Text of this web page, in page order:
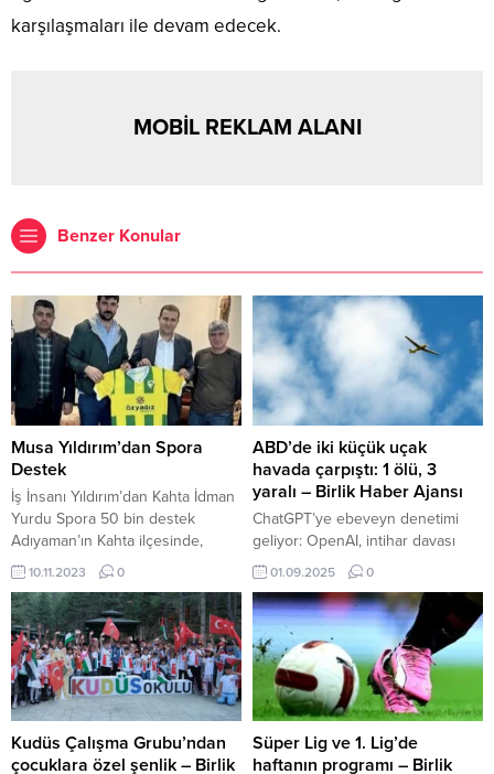
karşılaşmaları ile devam edecek.
MOBİL REKLAM ALANI
Benzer Konular
Musa Yıldırım’dan Spora
Destek
İş İnsanı Yıldırım’dan Kahta İdman
Yurdu Spora 50 bin destek
Adıyaman’ın Kahta ilçesinde,
Kahta’da SerBend Şirketler Grubu
Sahibi ve Kahta02 Spor eski
başkanı iş insanı Musa Yıldırım,
Kahta İdman Yurdu Spor
Kulübüne 50 bin TL bağışta
bulundu. Kahta02spor Kulübü
Başkanlığı döneminde kulübün
tüm finansmanını kendi
bütçesinde karşılayan İşadamı
Yıldırım, aktif...
10.11.2023 0
ABD’de iki küçük uçak
havada çarpıştı: 1 ölü, 3
yaralı – Birlik Haber Ajansı
ChatGPT’ye ebeveyn denetimi
geliyor: OpenAI, intihar davası
sonrası önlem aldı İçeriği
Görüntüle ANKARA – BHA NBC
News’ün aktardığına göre,
Morgan Bölgesi Şerif Ofisi
yetkilileri kazanın Fort Morgan
Havalimanı yakınlarında
yaşandığını açıkladı. Aynı anda
iniş yapmaya çalışan iki küçük
uçağın havada çarpıştığı belirtildi.
Bir ölü, üç yaralı Her iki uçakta
01.09.2025 0
Kudüs Çalışma Grubu’ndan
çocuklara özel şenlik – Birlik
Süper Lig ve 1. Lig’de
haftanın programı – Birlik